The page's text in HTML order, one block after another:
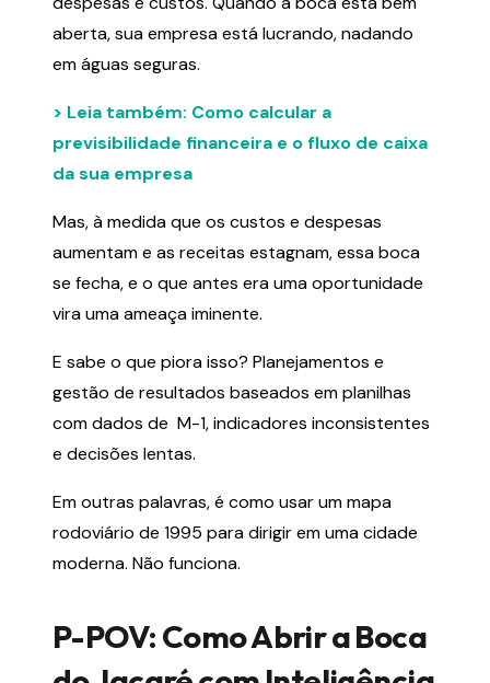
aberta, sua empresa está lucrando, nadando
em águas seguras.
> Leia também: Como calcular a
previsibilidade financeira e o fluxo de caixa
da sua empresa
Mas, à medida que os custos e despesas
aumentam e as receitas estagnam, essa boca
se fecha, e o que antes era uma oportunidade
vira uma ameaça iminente.
E sabe o que piora isso? Planejamentos e
gestão de resultados baseados em planilhas
com dados de M-1, indicadores inconsistentes
e decisões lentas.
Em outras palavras, é como usar um mapa
rodoviário de 1995 para dirigir em uma cidade
moderna. Não funciona.
P-POV: Como Abrir a Boca